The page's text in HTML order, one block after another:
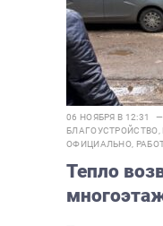
06 НОЯБРЯ В 12:31
БЛАГОУСТРОЙСТВО
ОФИЦИАЛЬНО
Тепло